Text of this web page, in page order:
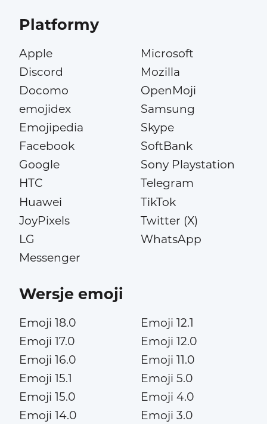
Platformy
Apple
Discord
Docomo
emojidex
Emojipedia
Facebook
Google
HTC
Huawei
JoyPixels
LG
Messenger
Microsoft
Mozilla
OpenMoji
Samsung
Skype
SoftBank
Sony Playstation
Telegram
TikTok
Twitter (X)
WhatsApp
Wersje emoji
Emoji 18.0
Emoji 17.0
Emoji 16.0
Emoji 15.1
Emoji 15.0
Emoji 14.0
Emoji 12.1
Emoji 12.0
Emoji 11.0
Emoji 5.0
Emoji 4.0
Emoji 3.0